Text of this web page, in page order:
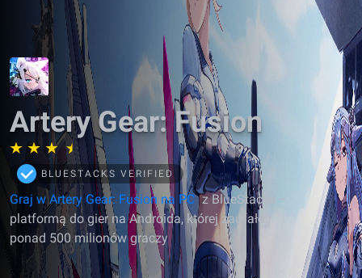
Artery Gear: Fusion
BLUESTACKS VERIFIED
Graj w Artery Gear: Fusion na PC z BlueStacks –
platformą do gier na Androida, której zaufało
ponad 500 milionów graczy